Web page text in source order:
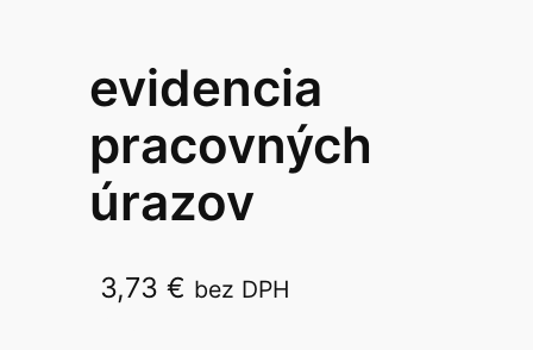
evidencia
pracovných
úrazov
3,73€ bez DPH